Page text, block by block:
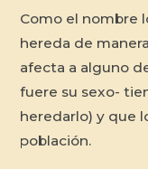
Como el nombre
hereda de
afecta a alguno
fuere su sexo-
heredarlo) y que
población.